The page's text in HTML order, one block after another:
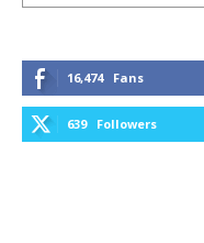
16,474 Fans
639 Followers